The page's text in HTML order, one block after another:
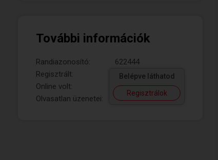
További információk
Randiazonosító:
622444
Regisztrált:
Online volt:
Olvasatlan üzenetei:
Belépve láthatod
Regisztrálok